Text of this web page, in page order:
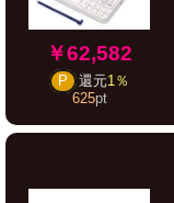
￥62,582
P 還元1％
625pt